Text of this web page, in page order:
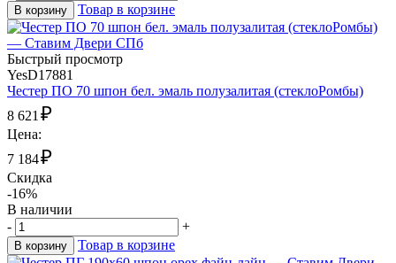
В корзину Товар в корзине
Быстрый просмотр
YesD17881
Честер ПО 70 шпон бел. эмаль полузалитая (стеклоРомбы)
8 621₽
Цена:
7 184₽
Скидка
-16%
В наличии
-
+
В корзину Товар в корзине